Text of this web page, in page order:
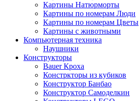
Картины Натюрморты
Картины по номерам Люди
Картины по номерам Цветы
Картины с животными
Компьютерная техника
Наушники
Конструкторы
Bauer Кроха
Констркторы из кубиков
Конструктор Банбао
Конструктор Самоделкин